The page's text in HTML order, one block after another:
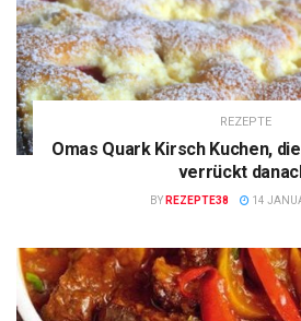
REZEPTE
Omas Quark Kirsch Kuchen,
verrückt
BY REZEPTE38 14